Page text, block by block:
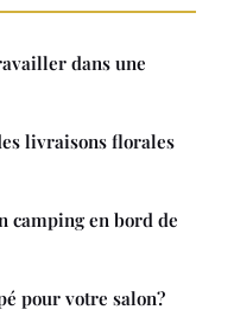
dans une
livraisons florales
camping en bord de
pour votre salon?